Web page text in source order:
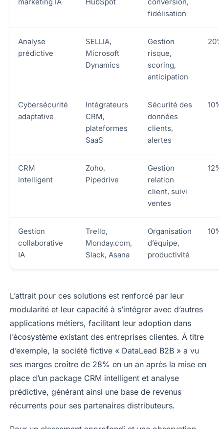
fidélisation
Analyse
prédictive
SELLIA,
Microsoft
Dynamics
Gestion
risque,
scoring,
anticipation
Cybersécurité
adaptative
Intégrateurs
CRM,
plateformes
SaaS
Sécurité des
données
clients,
alertes
CRM
intelligent
Zoho,
Pipedrive
Gestion
relation
client, suivi
ventes
Gestion
collaborative
IA
Trello,
Monday.com,
Slack, Asana
Organisation
d’équipe,
productivité
L’attrait pour ces solutions est renforcé par leur
modularité et leur capacité à s’intégrer avec d’autres
applications métiers, facilitant leur adoption dans
l’écosystème existant des entreprises clientes. À titre
d’exemple, la société fictive « DataLead B2B » a vu
ses marges croître de 28% en un an après la mise en
place d’un package CRM intelligent et analyse
prédictive, générant ainsi une base de revenus
récurrents pour ses partenaires distributeurs.